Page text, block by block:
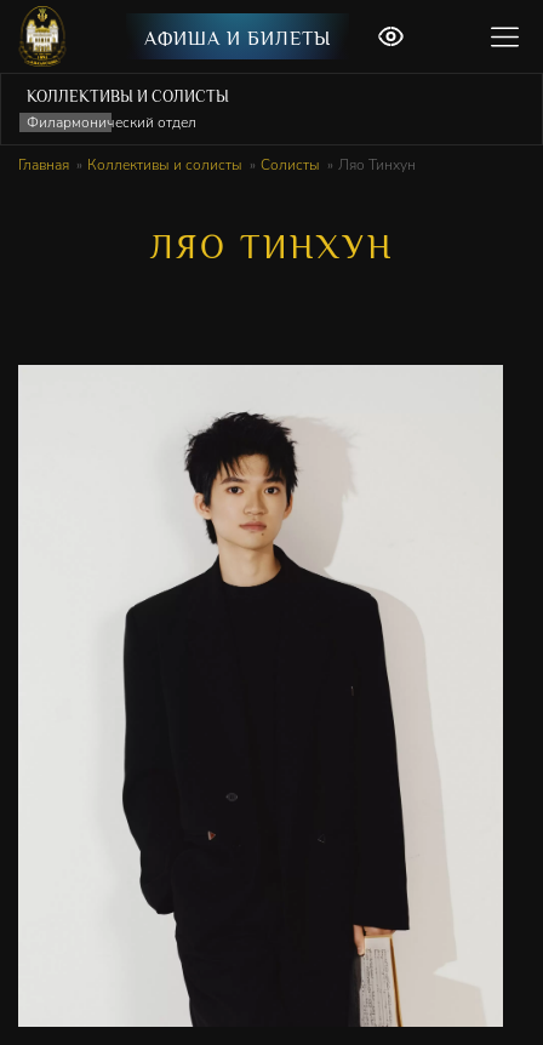
АФИША И БИЛЕТЫ
КОЛЛЕКТИВЫ И СОЛИСТЫ
Филармонический отдел
Главная Коллективы и солисты Солисты Ляо Тинхун
ЛЯО ТИНХУН